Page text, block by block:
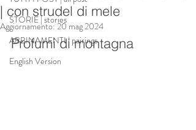
STORIE | stories
ABBINAMENTI | pairings
English Version
| con strudel di mele
Aggiornamento:20 mag 2024
Profumi di montagna